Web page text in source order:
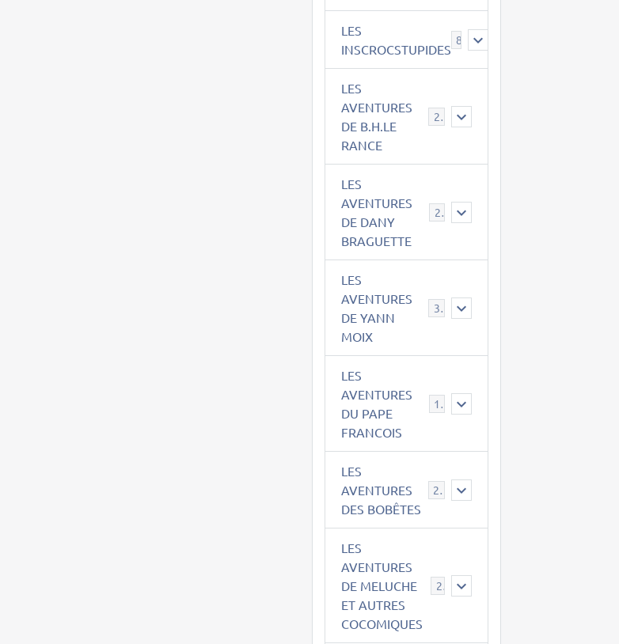
LES
INSCROCSTUPIDES
8
LES
AVENTURES
DE B.H.LE
RANCE
21
LES
AVENTURES
DE DANY
BRAGUETTE
29
LES
AVENTURES
DE YANN
MOIX
39
LES
AVENTURES
DU PAPE
FRANCOIS
15
LES
AVENTURES
DES BOBÊTES
23
LES
AVENTURES
DE MELUCHE
ET AUTRES
COCOMIQUES
22